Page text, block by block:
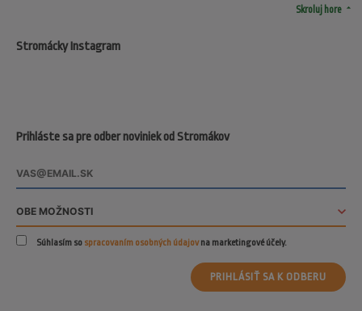
Skroluj hore arrow_drop_up
Prihláste sa pre odber noviniek od Stromákov
Súhlasím so spracovaním osobných údajovna marketingové účely.
PRIHLÁSIŤ SA K ODBERU
Stromácky Instagram